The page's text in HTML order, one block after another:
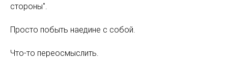
стороны".
Просто побыть наедине с собой.
Что-то переосмыслить.